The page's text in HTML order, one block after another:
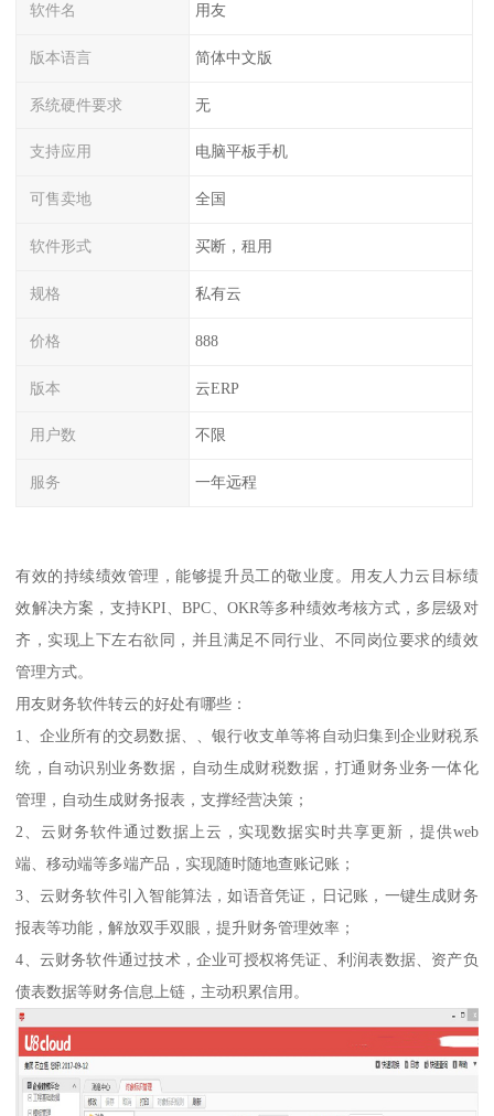
软件名 用友
版本语言 简体中文版
系统硬件要求 无
支持应用 电脑平板手机
可售卖地 全国
软件形式 买断，租用
规格 私有云
价格 888
版本 云ERP
用户数 不限
服务 一年远程
有效的持续绩效管理，能够提升员工的敬业度。用友人力云目标绩
效解决方案，支持KPI、BPC、OKR等多种绩效考核方式，多层级对
齐，实现上下左右欲同，并且满足不同行业、不同岗位要求的绩效
管理方式。
用友财务软件转云的好处有哪些：
1、企业所有的交易数据、、银行收支单等将自动归集到企业财税系
统，自动识别业务数据，自动生成财税数据，打通财务业务一体化
管理，自动生成财务报表，支撑经营决策；
2、云财务软件通过数据上云，实现数据实时共享更新，提供web
端、移动端等多端产品，实现随时随地查账记账；
3、云财务软件引入智能算法，如语音凭证，日记账，一键生成财务
报表等功能，解放双手双眼，提升财务管理效率；
4、云财务软件通过技术，企业可授权将凭证、利润表数据、资产负
债表数据等财务信息上链，主动积累信用。